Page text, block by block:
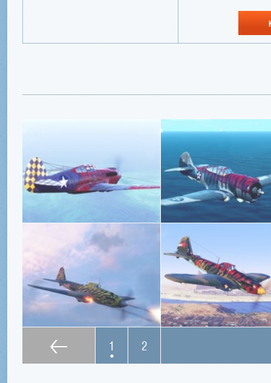
1 2